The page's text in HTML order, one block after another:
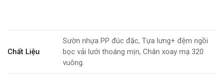
Chất Liệu
Sườn nhựa PP đúc đặc, Tựa lưng+ đệm ngồi
bọc vải lưới thoáng mịn, Chân xoay mạ 320
vuông.